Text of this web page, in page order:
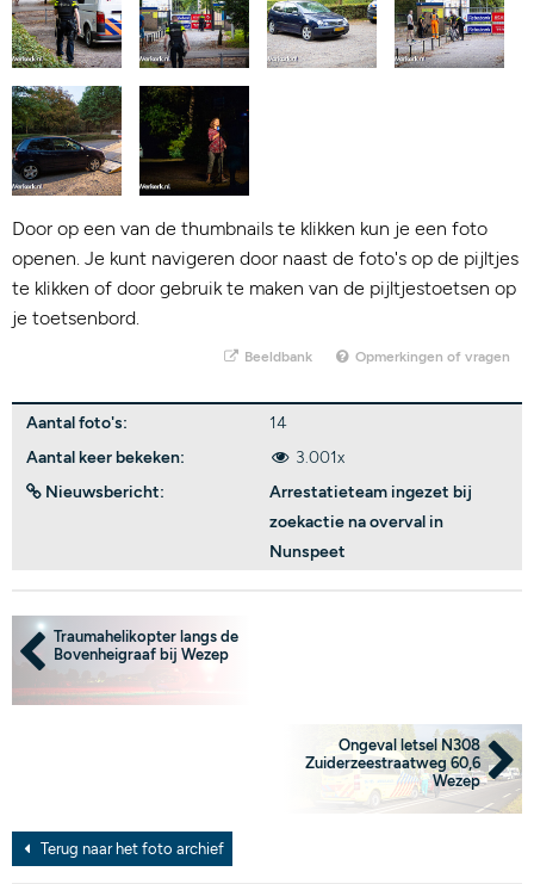
Door op een van de thumbnails te klikken kun je een foto
openen. Je kunt navigeren door naast de foto's op de pijltjes
te klikken of door gebruik te maken van de pijltjestoetsen op
je toetsenbord.
Beeldbank Opmerkingen of vragen
Aantal foto's:
14
Aantal keer bekeken:
3.001x
Nieuwsbericht:
Arrestatieteam ingezet bij
zoekactie na overval in
Nunspeet
Traumahelikopter langs de
Bovenheigraaf bij Wezep
Ongeval letsel N308
Zuiderzeestraatweg 60,6
Wezep
Terug naar het foto archief